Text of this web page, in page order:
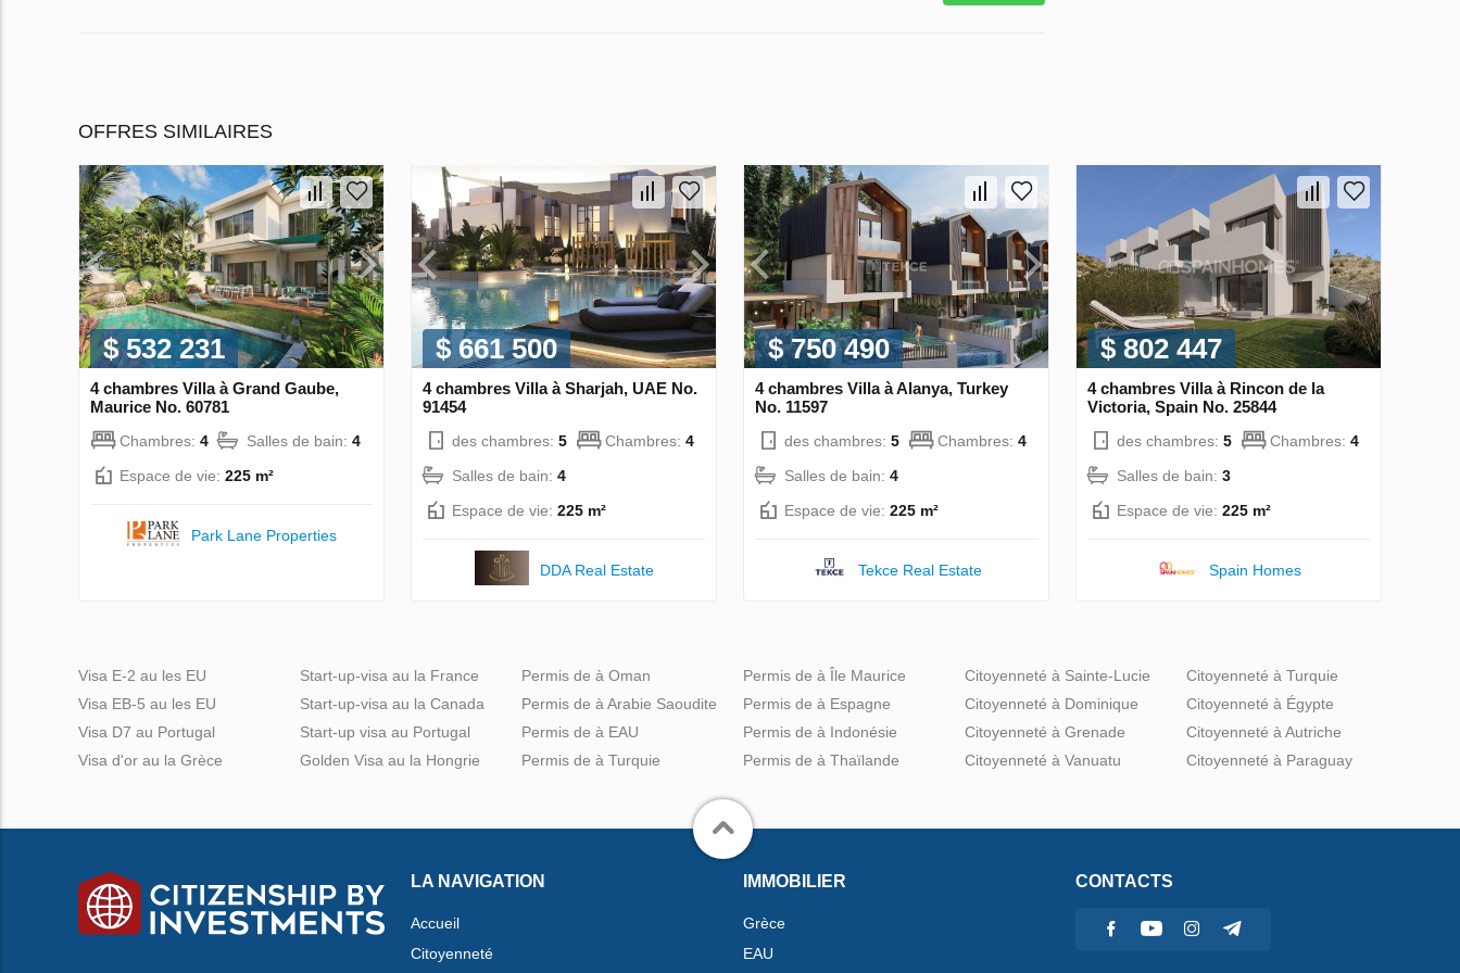
OFFRES SIMILAIRES
$ 532 231
4 chambres Villa à Grand Gaube,
Maurice No. 60781
Chambres: 4 Salles de bain: 4
Espace de vie: 225 m²
Park Lane Properties
$ 661 500
4 chambres Villa à Sharjah, UAE No.
91454
des chambres: 5 Chambres: 4
Salles de bain: 4
Espace de vie: 225 m²
DDA Real Estate
$ 750 490
4 chambres Villa à Alanya, Turkey
No. 11597
des chambres: 5 Chambres: 4
Salles de bain: 4
Espace de vie: 225 m²
Tekce Real Estate
$ 802 447
4 chambres Villa à Rincon de la
Victoria, Spain No. 25844
des chambres: 5 Chambres: 4
Salles de bain: 3
Espace de vie: 225 m²
Spain Homes
Visa E-2 au les EU
Visa EB-5 au les EU
Visa D7 au Portugal
Visa d'or au la Grèce
Start-up-visa au la France
Start-up-visa au la Canada
Start-up visa au Portugal
Golden Visa au la Hongrie
Permis de à Oman
Permis de à Arabie Saoudite
Permis de à EAU
Permis de à Turquie
Permis de à Île Maurice
Permis de à Espagne
Permis de à Indonésie
Permis de à Thaïlande
Citoyenneté à Sainte-Lucie
Citoyenneté à Dominique
Citoyenneté à Grenade
Citoyenneté à Vanuatu
Citoyenneté à Turquie
Citoyenneté à Égypte
Citoyenneté à Autriche
Citoyenneté à Paraguay
LA NAVIGATION
Accueil
Citoyenneté
IMMOBILIER
Grèce
EAU
CONTACTS